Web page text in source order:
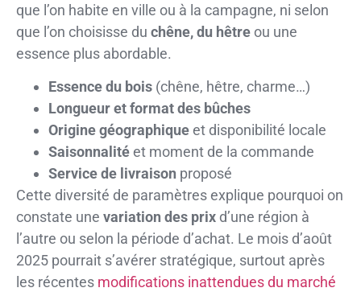
que l’on habite en ville ou à la campagne, ni selon
que l’on choisisse du chêne, du hêtre ou une
essence plus abordable.
Essence du bois (chêne, hêtre, charme…)
Longueur et format des bûches
Origine géographiqueet disponibilité locale
Saisonnalitéet moment de la commande
Service de livraison proposé
Cette diversité de paramètres explique pourquoi on
constate une variation des prix d’une région à
l’autre ou selon la période d’achat. Le mois d’août
2025 pourrait s’avérer stratégique, surtout après
les récentes modifications inattendues du marché